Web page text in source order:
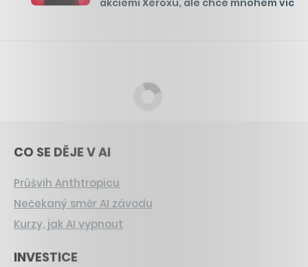
akciemi Xeroxu, ale chce mnohem víc
CO SE DĚJE V AI
Průšvih Anthtropicu
Nečekaný směr AI závodu
Kurzy, jak AI vypnout
INVESTICE